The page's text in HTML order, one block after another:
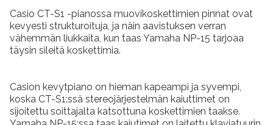
Casio CT-S1 -pianossa muovikoskettimien pinnat ovat
kevyesti strukturoituja, ja näin aavistuksen verran
vähemmän liukkaita, kun taas Yamaha NP-15 tarjoaa
täysin sileitä koskettimia.
Casion kevytpiano on hieman kapeampi ja syvempi,
koska CT-S1:ssä stereojärjestelmän kaiuttimet on
sijoitettu soittajalta katsottuna koskettimien taakse.